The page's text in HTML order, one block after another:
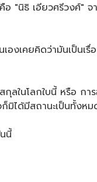
นิธิ เอียวศรีวงศ์" จา
องเคยคิดว่ามันเป็นเ
ลในโลกใบนี้ หรือ กา
มิได้มีสถานะเป็นทั้ง
นี้